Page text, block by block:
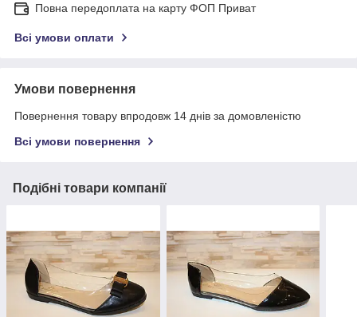
Повна передоплата на карту ФОП Приват
Всі умови оплати
Умови повернення
Повернення товару впродовж 14 днів за домовленістю
Всі умови повернення
Подібні товари компанії